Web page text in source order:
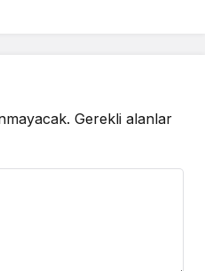
Gerekli alanlar